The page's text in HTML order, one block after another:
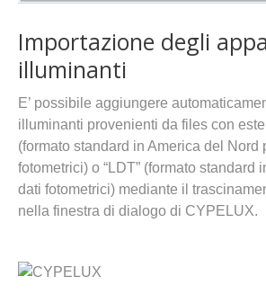
Importazione degli
illuminanti
E’ possibile aggiungere
illuminanti provenienti da files con
(formato standard in America del Nord
fotometrici) o “LDT” (formato standard
dati fotometrici) mediante il
nella finestra di dialogo di CYPELUX.